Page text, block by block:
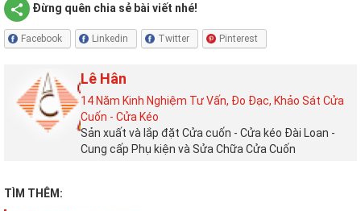
Đừng quên chia sẻ bài viết nhé!
Facebook Linkedin Twitter Pinterest
Lê Hân
14 Năm Kinh Nghiệm Tư Vấn, Đo Đạc, Khảo Sát Cửa
Cuốn - Cửa Kéo
Sản xuất và lắp đặt Cửa cuốn - Cửa kéo Đài Loan -
Cung cấp Phụ kiện và Sửa Chữa Cửa Cuốn
TÌM THÊM: